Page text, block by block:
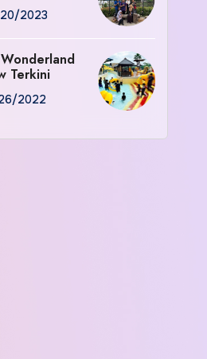
2023
Terkini
2022